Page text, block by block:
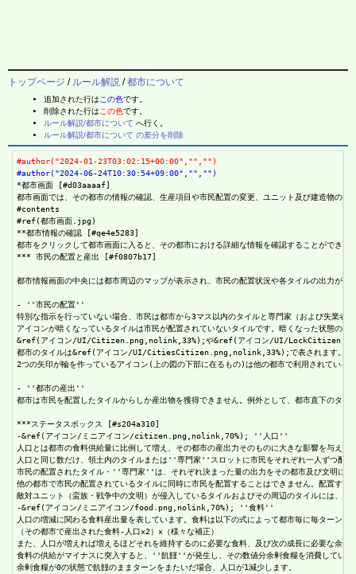
トップページ / ルール解説 /都市について
追加された行はこの色です。
削除された行はこの色です。
ルール解説/都市について へ行く。
ルール解説/都市について の差分を削除
#author("2024-01-23T03:02:15+00:00","","")
#author("2024-06-24T10:30:54+09:00","","")
*都市画面 [#d03aaaaf]
都市画面では、その都市の情報の確認、生産項目や市民配置の変更、ユニット及び建造物の購
#contents
#ref(都市画面.jpg)
**都市情報の確認 [#qe4e5283]
都市をクリックして都市画面に入ると、その都市における詳細な情報を確認することができま
*** 市民の配置と産出 [#f0807b17]
都市情報画面の中央には都市周辺のマップが表示され、市民の配置状況や各タイルの出力が確
- ''市民の配置''
特別な指示を行っていない場合、市民は都市から3マス以内のタイルと専門家（および
アイコンが暗くなっているタイルは市民が配置されていないタイルです。暗くなった状
&ref(アイコン/UI/Citizen.png,nolink,33%);や&ref(アイコン/UI/
都市のタイルは&ref(アイコン/UI/CitiesCitizen.png,nolink,33%);で表されます。これを
2つの矢印が輪を作っているアイコン(上の図の下部に在るもの)は他の都市で利用されている
- ''都市の産出''
都市は市民を配置したタイルからしか産出物を獲得できません。例外として、都市直下のタ
***ステータスボックス [#s204a310]
-&ref(アイコン/ミニアイコン/citizen.png,nolink,70%); ''人口''
人口とは都市の食料供給量に比例して増え、その都市の産出力そのものに大きな影響を与えま
人口と同じ数だけ、領土内のタイルまたは''専門家''スロットに市民をそれぞれ一人ずつ配置
市民の配置されたタイル・''専門家''は、それぞれ決まった量の出力をその都市及び文明に供
他の都市で市民の配置されているタイルに同時に市民を配置することはできません。配置す
敵対ユニット（蛮族・戦争中の文明）が侵入しているタイルおよびその周辺のタイルには、
-&ref(アイコン/ミニアイコン/food.png,nolink,70%); ''食料''
人口の増減に関わる食料産出量を表しています。食料は以下の式によって都市毎に毎ターン
（その都市で産出された食料-人口×2）×（様々な補正）
また、人口が増えれば増えるほどそれを維持するのに必要な食料、及び次の成長に必要な余剰
食料の供給がマイナスに突入すると、''飢饉''が発生し、その数値分余剰食糧を消費していき
余剰食糧が0の状態で飢饉のままターンをまたいだ場合、人口が1減少します。